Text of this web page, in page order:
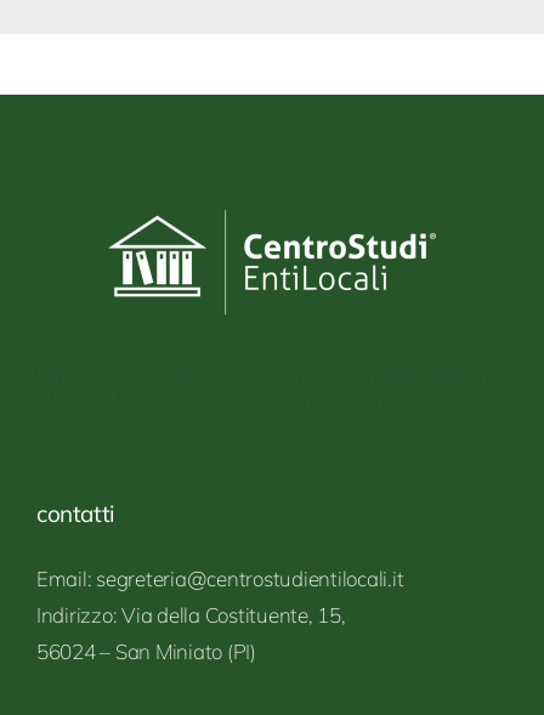
contatti
Email: segreteria@centrostudientilocali.it
Indirizzo: Via della Costituente, 15,
56024 – San Miniato (PI)